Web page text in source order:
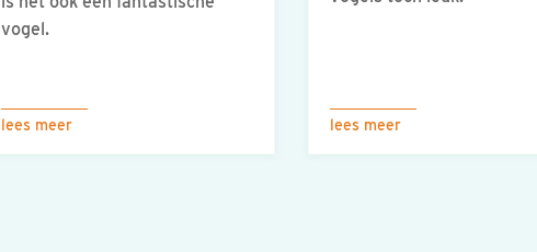
vogel.
lees meer lees meer